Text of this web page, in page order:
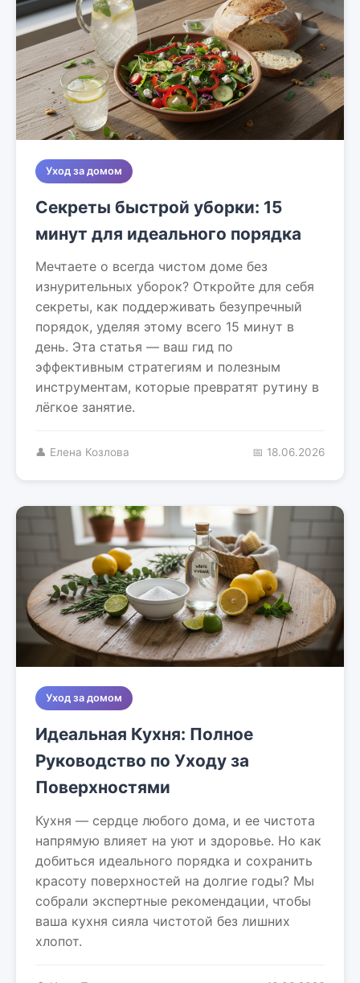
Уход за домом
Секреты быстрой уборки: 15
минут для идеального порядка
Мечтаете о всегда чистом доме без
изнурительных уборок? Откройте для себя
секреты, как поддерживать безупречный
порядок, уделяя этому всего 15 минут в
день. Эта статья — ваш гид по
эффективным стратегиям и полезным
инструментам, которые превратят рутину в
лёгкое занятие.
👤 Елена Козлова 📅 18.06.2026
Уход за домом
Идеальная Кухня: Полное
Руководство по Уходу за
Поверхностями
Кухня — сердце любого дома, и ее чистота
напрямую влияет на уют и здоровье. Но как
добиться идеального порядка и сохранить
красоту поверхностей на долгие годы? Мы
собрали экспертные рекомендации, чтобы
ваша кухня сияла чистотой без лишних
хлопот.